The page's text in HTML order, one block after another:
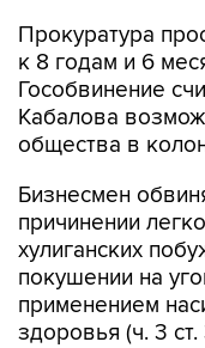
Прокуратура
к 8 годам и 6
Гособвинение
Кабалова
общества в
Бизнесмен
причинении
хулиганских
покушении на
применением
здоровья (ч. 3